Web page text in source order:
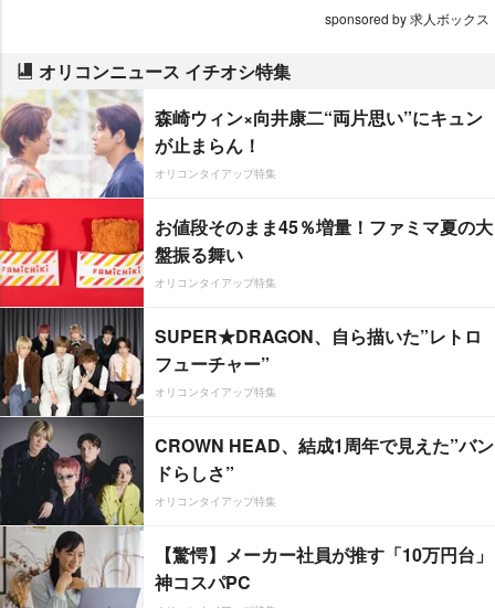
sponsored by 求人ボックス
オリコンニュース イチオシ特集
森崎ウィン×向井康二“両片思い”にキュン
が止まらん！
オリコンタイアップ特集
お値段そのまま45％増量！ファミマ夏の大
盤振る舞い
オリコンタイアップ特集
SUPER★DRAGON、自ら描いた”レトロ
フューチャー”
オリコンタイアップ特集
CROWN HEAD、結成1周年で見えた”バン
ドらしさ”
オリコンタイアップ特集
【驚愕】メーカー社員が推す「10万円台」
神コスパPC